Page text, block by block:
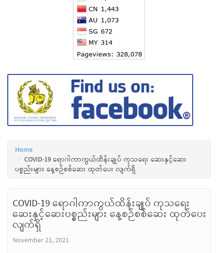
Home
COVID-19 ရောဂါကာကွယ်ထိန်းချုပ် ကုသရေး ဆေးနှင့်ဆေး
ပစ္စည်းများ နေ့စဉ်စစ်ဆေး ထုတ်ပေး လျက်ရှိ
COVID-19 ရောဂါကာကွယ်ထိန်းချုပ် ကုသရေး
ဆေးနှင့်ဆေးပစ္စည်းများ နေ့စဉ်စစ်ဆေး ထုတ်ပေး
လျက်ရှိ
November 21, 2021